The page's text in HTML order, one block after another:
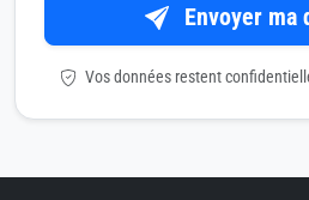
Envoyer ma
Vos données restent